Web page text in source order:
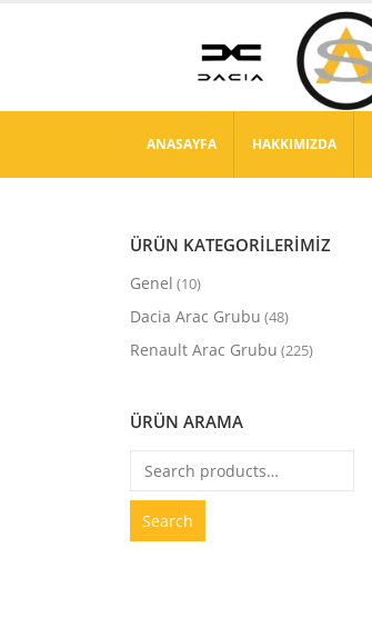
ANASAYFA HAKKIMIZDA
ÜRÜN KATEGORİLERİMİZ
Genel (10)
Dacia Arac Grubu (48)
Renault Arac Grubu (225)
ÜRÜN ARAMA
Search